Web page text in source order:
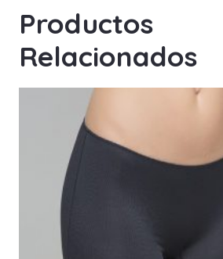
Productos
Relacionados